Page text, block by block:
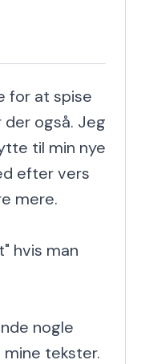
for at spise
der også. Jeg
til min nye
efter vers
mere.
hvis man
nogle
mine tekster.